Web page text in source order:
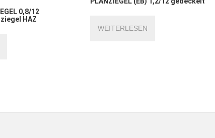
0,8/12
HAZ
WEITERLESEN